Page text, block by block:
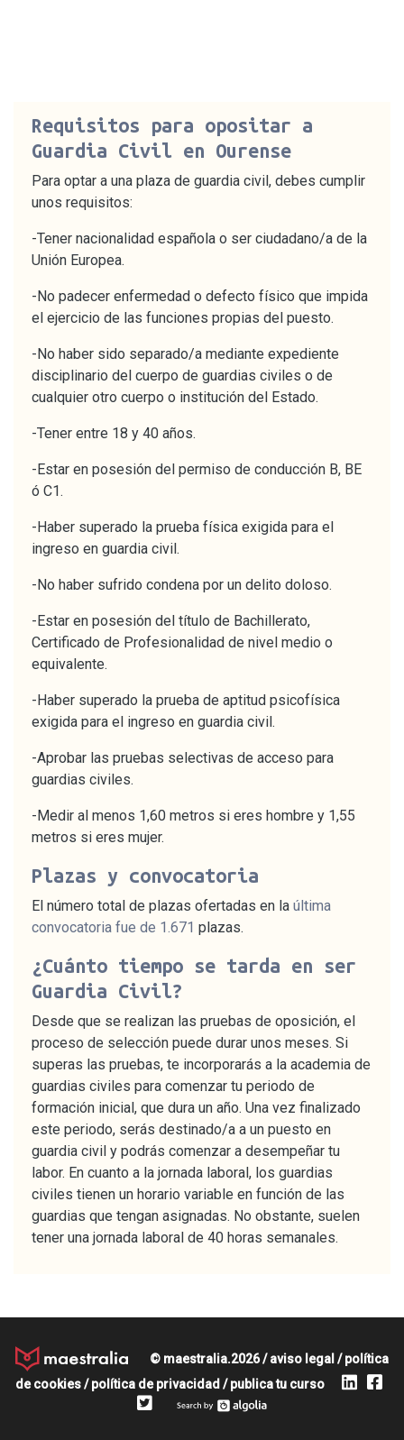
Requisitos para opositar a
Guardia Civil en Ourense
Para optar a una plaza de guardia civil, debes cumplir
unos requisitos:
-Tener nacionalidad española o ser ciudadano/a de la
Unión Europea.
-No padecer enfermedad o defecto físico que impida
el ejercicio de las funciones propias del puesto.
-No haber sido separado/a mediante expediente
disciplinario del cuerpo de guardias civiles o de
cualquier otro cuerpo o institución del Estado.
-Tener entre 18 y 40 años.
-Estar en posesión del permiso de conducción B, BE
ó C1.
-Haber superado la prueba física exigida para el
ingreso en guardia civil.
-No haber sufrido condena por un delito doloso.
-Estar en posesión del título de Bachillerato,
Certificado de Profesionalidad de nivel medio o
equivalente.
-Haber superado la prueba de aptitud psicofísica
exigida para el ingreso en guardia civil.
-Aprobar las pruebas selectivas de acceso para
guardias civiles.
-Medir al menos 1,60 metros si eres hombre y 1,55
metros si eres mujer.
Plazas y convocatoria
El número total de plazas ofertadas en la última
convocatoria fue de 1.671 plazas.
¿Cuánto tiempo se tarda en ser
Guardia Civil?
Desde que se realizan las pruebas de oposición, el
proceso de selección puede durar unos meses. Si
superas las pruebas, te incorporarás a la academia de
guardias civiles para comenzar tu periodo de
formación inicial, que dura un año. Una vez finalizado
este periodo, serás destinado/a a un puesto en
guardia civil y podrás comenzar a desempeñar tu
labor. En cuanto a la jornada laboral, los guardias
civiles tienen un horario variable en función de las
guardias que tengan asignadas. No obstante, suelen
tener una jornada laboral de 40 horas semanales.
© maestralia.2026 /aviso legal /política
de cookies/política de privacidad /publica tu curso